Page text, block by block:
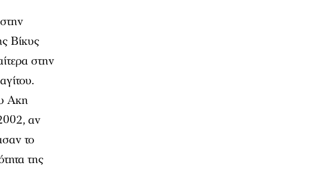
Βίκυς
στην
Ακη
αν
το
της